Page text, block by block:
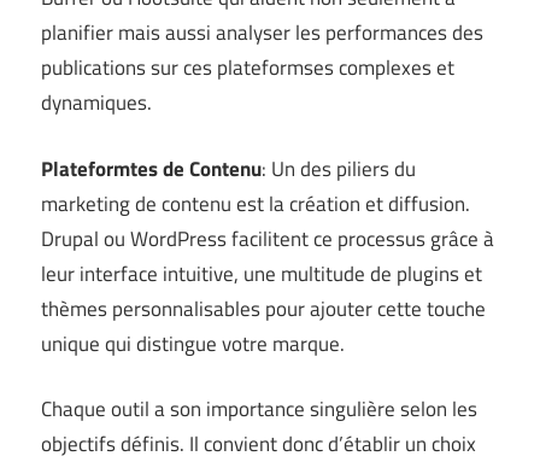
planifier mais aussi analyser les performances des
publications sur ces plateformses complexes et
dynamiques.
Plateformtes de Contenu: Un des piliers du
marketing de contenu est la création et diffusion.
Drupal ou WordPress facilitent ce processus grâce à
leur interface intuitive, une multitude de plugins et
thèmes personnalisables pour ajouter cette touche
unique qui distingue votre marque.
Chaque outil a son importance singulière selon les
objectifs définis. Il convient donc d’établir un choix